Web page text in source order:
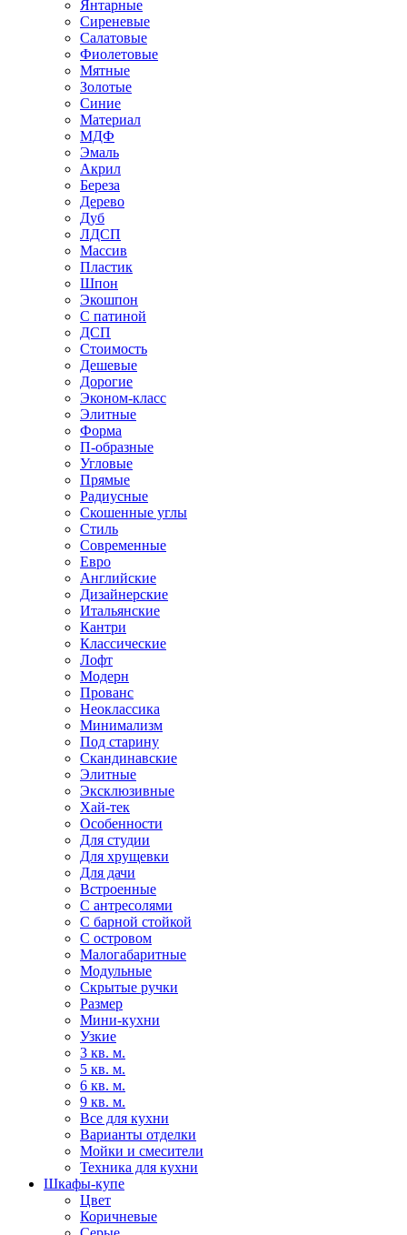
Янтарные
Сиреневые
Салатовые
Фиолетовые
Мятные
Золотые
Синие
Материал
МДФ
Эмаль
Акрил
Береза
Дерево
Дуб
ЛДСП
Массив
Пластик
Шпон
Экошпон
С патиной
ДСП
Стоимость
Дешевые
Дорогие
Эконом-класс
Элитные
Форма
П-образные
Угловые
Прямые
Радиусные
Скошенные углы
Стиль
Современные
Евро
Английские
Дизайнерские
Итальянские
Кантри
Классические
Лофт
Модерн
Прованс
Неоклассика
Минимализм
Под старину
Скандинавские
Элитные
Эксклюзивные
Хай-тек
Особенности
Для студии
Для хрущевки
Для дачи
Встроенные
С антресолями
С барной стойкой
С островом
Малогабаритные
Модульные
Скрытые ручки
Размер
Мини-кухни
Узкие
3 кв. м.
5 кв. м.
6 кв. м.
9 кв. м.
Все для кухни
Варианты отделки
Мойки и смесители
Техника для кухни
Шкафы-купе
Цвет
Коричневые